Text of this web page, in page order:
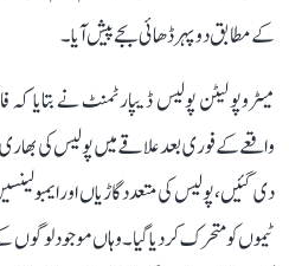
کے مطابق دوپہر ڈھائی بجے پیش آیا۔
میٹروپولیٹن پولیس ڈیپارٹمنٹ نے
واقعے کے فوری بعد علاقے میں پولیس کی
دی گئیں، پولیس کی متعدد گاڑیاں اور
ٹیموں کو متحرک کر دیا گیا۔ وہاں موجود